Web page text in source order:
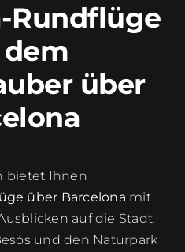
Rundflüge
über
bietet Ihnen
über Barcelona mit
auf die Stadt,
und den Naturpark